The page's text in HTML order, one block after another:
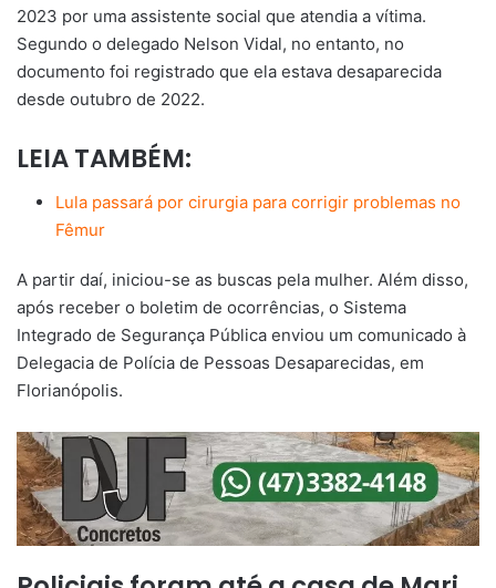
2023 por uma assistente social que atendia a vítima.
Segundo o delegado Nelson Vidal, no entanto, no
documento foi registrado que ela estava desaparecida
desde outubro de 2022.
LEIA TAMBÉM:
Lula passará por cirurgia para corrigir problemas no
Fêmur
A partir daí, iniciou-se as buscas pela mulher. Além disso,
após receber o boletim de ocorrências, o Sistema
Integrado de Segurança Pública enviou um comunicado à
Delegacia de Polícia de Pessoas Desaparecidas, em
Florianópolis.